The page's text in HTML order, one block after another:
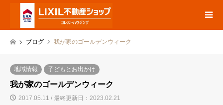
ブログ 我が家のゴールデンウィーク
地域情報 子どもとお出かけ
我が家のゴールデンウィーク
2017.05.11 / 最終更新日：2023.02.21